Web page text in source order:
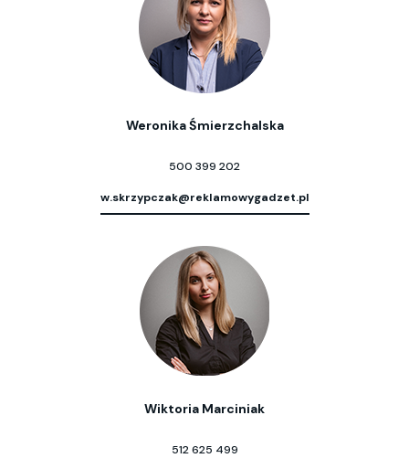
Weronika Śmierzchalska
500 399 202
w.skrzypczak@reklamowygadzet.pl
Wiktoria Marciniak
512 625 499